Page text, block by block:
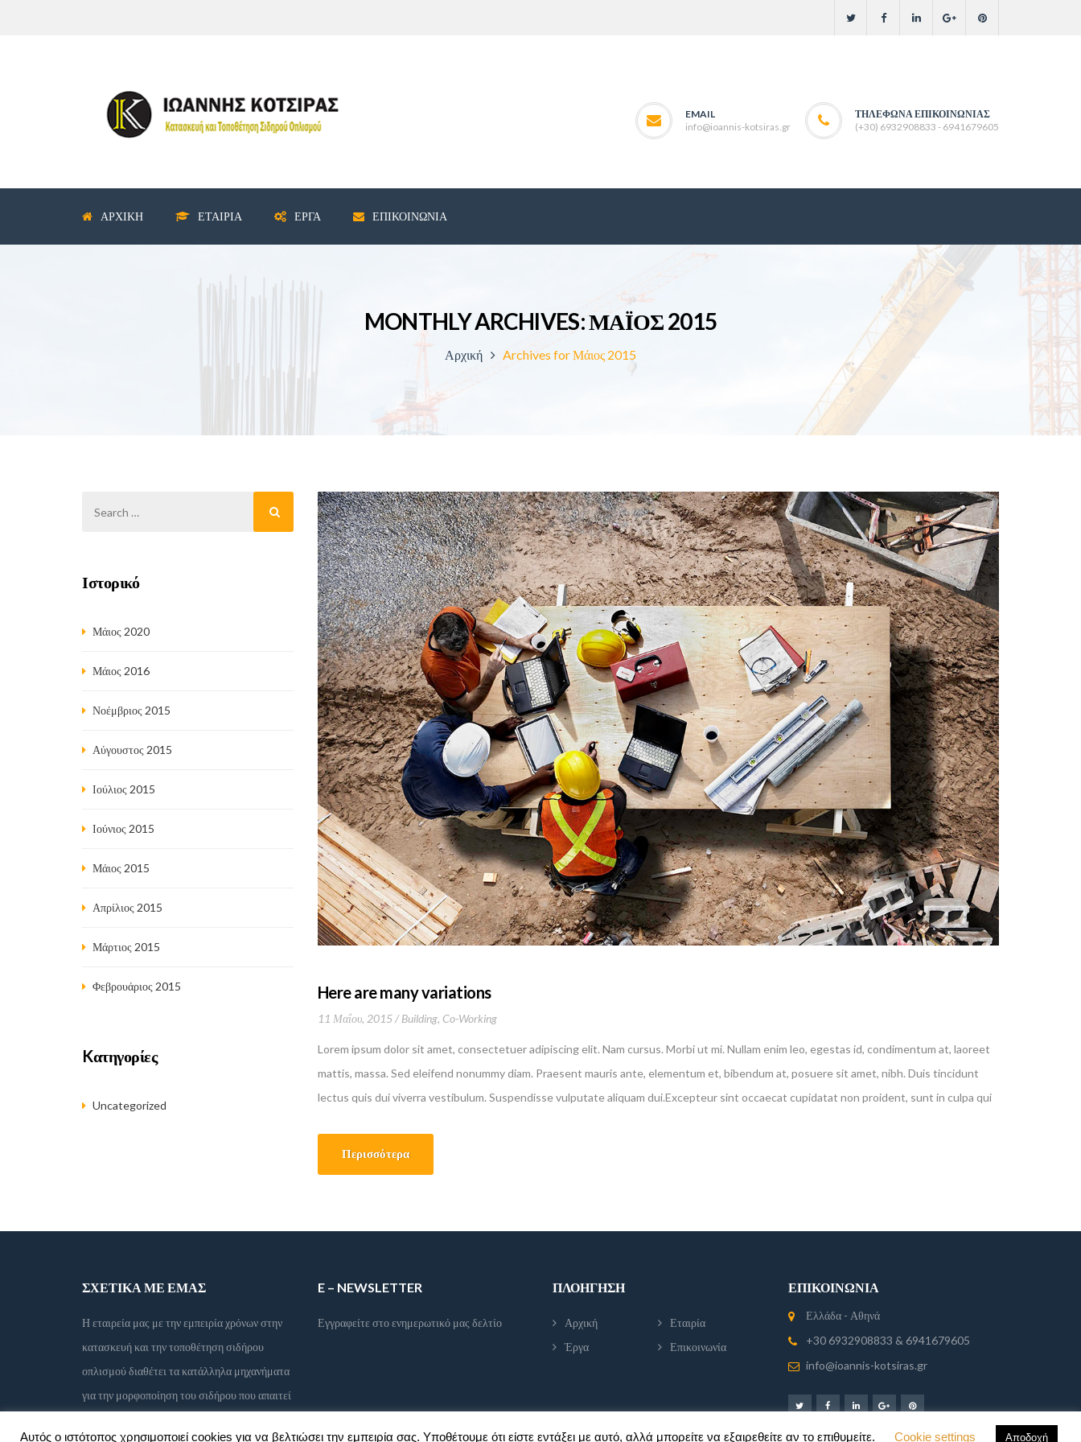
EMAIL
info@ioannis-kotsiras.gr
ΤΗΛΈΦΩΝΑ ΕΠΙΚΟΙΝΩΝΊΑΣ
(+30) 6932908833 - 6941679605
ΑΡΧΙΚΉ ΕΤΑΙΡΊΑ ΈΡΓΑ ΕΠΙΚΟΙΝΩΝΊΑ
MONTHLY ARCHIVES: ΜΆΙΟΣ 2015
Αρχική Archives for Μάιος 2015
Here are many variations
11 Μαΐου, 2015 Building, Co-Working
Lorem ipsum dolor sit amet, consectetuer adipiscing elit. Nam cursus. Morbi ut mi. Nullam enim leo, egestas id, condimentum at, laoreet
mattis, massa. Sed eleifend nonummy diam. Praesent mauris ante, elementum et, bibendum at, posuere sit amet, nibh. Duis tincidunt
lectus quis dui viverra vestibulum. Suspendisse vulputate aliquam dui.Excepteur sint occaecat cupidatat non proident, sunt in culpa qui
Περισσότερα
Ιστορικό
Μάιος 2020
Μάιος 2016
Νοέμβριος 2015
Αύγουστος 2015
Ιούλιος 2015
Ιούνιος 2015
Μάιος 2015
Απρίλιος 2015
Μάρτιος 2015
Φεβρουάριος 2015
Kατηγορίες
Uncategorized
ΣΧΕΤΙΚΆ ΜΕ ΕΜΆΣ
Η εταιρεία μας με την εμπειρία χρόνων στην
κατασκευή και την τοποθέτηση σιδήρου
οπλισμού διαθέτει τα κατάλληλα μηχανήματα
για την μορφοποίηση του σιδήρου που απαιτεί
E – NEWSLETTER
Εγγραφείτε στο ενημερωτικό μας δελτίο
ΠΛΟΉΓΗΣΗ
Αρχική
Εταιρία
Έργα
Επικοινωνία
ΕΠΙΚΟΙΝΩΝΊΑ
Ελλάδα - Αθηνά
+30 6932908833 & 6941679605
info@ioannis-kotsiras.gr
Αυτός ο ιστότοπος χρησιμοποιεί cookies για να βελτιώσει την εμπειρία σας. Υποθέτουμε ότι είστε εντάξει με αυτό, αλλά μπορείτε να εξαιρεθείτε αν το επιθυμείτε. Cookie settings Αποδοχή